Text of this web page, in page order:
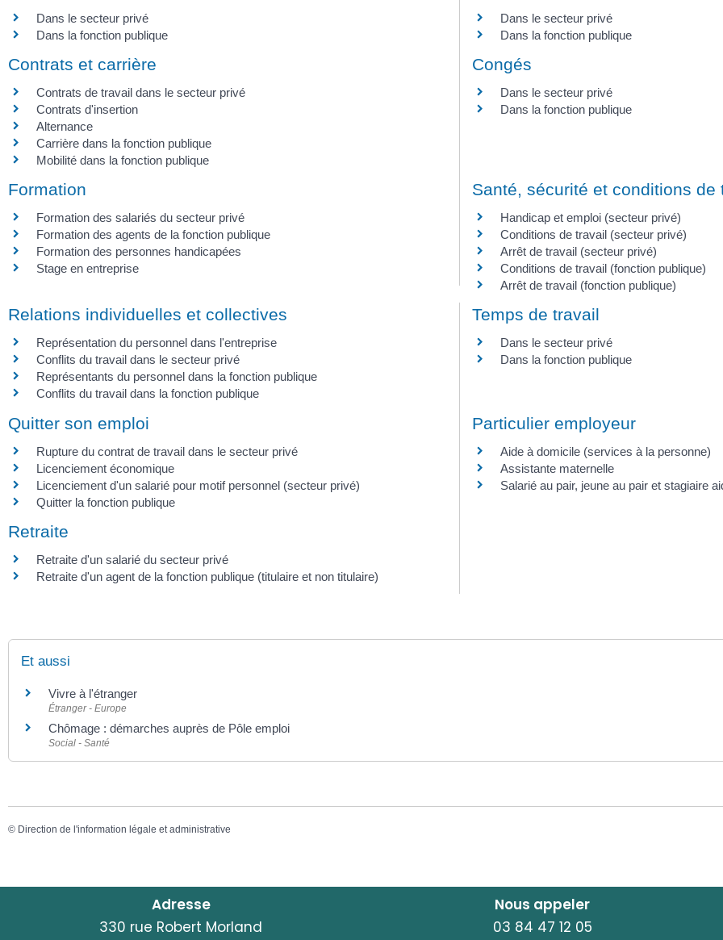
Dans le secteur privé
Dans la fonction publique
Dans le secteur privé
Dans la fonction publique
Contrats et carrière
Contrats de travail dans le secteur privé
Contrats d'insertion
Alternance
Carrière dans la fonction publique
Mobilité dans la fonction publique
Congés
Dans le secteur privé
Dans la fonction publique
Formation
Formation des salariés du secteur privé
Formation des agents de la fonction publique
Formation des personnes handicapées
Stage en entreprise
Santé, sécurité et conditions de
Handicap et emploi (secteur privé)
Conditions de travail (secteur privé)
Arrêt de travail (secteur privé)
Conditions de travail (fonction publique)
Arrêt de travail (fonction publique)
Relations individuelles et collectives
Représentation du personnel dans l'entreprise
Conflits du travail dans le secteur privé
Représentants du personnel dans la fonction publique
Conflits du travail dans la fonction publique
Temps de travail
Dans le secteur privé
Dans la fonction publique
Quitter son emploi
Rupture du contrat de travail dans le secteur privé
Licenciement économique
Licenciement d'un salarié pour motif personnel (secteur privé)
Quitter la fonction publique
Particulier employeur
Aide à domicile (services à la personne)
Assistante maternelle
Salarié au pair, jeune au pair et stagiaire
Retraite
Retraite d'un salarié du secteur privé
Retraite d'un agent de la fonction publique (titulaire et non titulaire)
Et aussi
Vivre à l'étranger
Étranger - Europe
Chômage : démarches auprès de Pôle emploi
Social - Santé
© Direction de l'information légale et administrative
Adresse
330 rue Robert Morland
Nous appeler
03 84 47 12 05